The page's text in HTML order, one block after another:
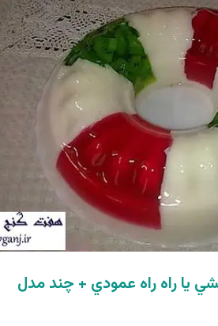
يا راه راه عمودي + چند مدل